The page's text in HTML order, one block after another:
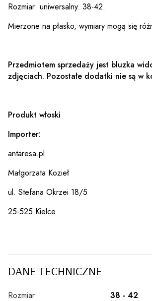
Rozmiar: uniwersalny. 38-42.
Mierzone na płasko, wymiary mogą się
Przedmiotem sprzedaży jest bluzka
zdjęciach. Pozostałe dodatki nie są w
Produkt włoski
Importer:
antaresa.pl
Małgorzata Kozieł
ul. Stefana Okrzei 18/5
25-525 Kielce
DANE TECHNICZNE
Rozmiar 38 - 42